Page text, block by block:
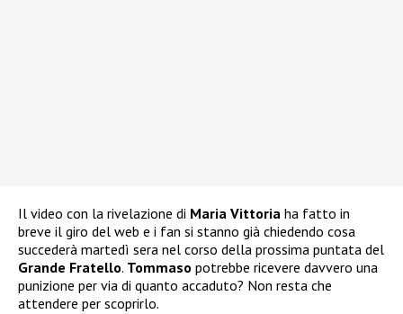
Il video con la rivelazione di Maria Vittoria ha fatto in
breve il giro del web e i fan si stanno già chiedendo cosa
succederà martedì sera nel corso della prossima puntata del
Grande Fratello. Tommaso potrebbe ricevere davvero una
punizione per via di quanto accaduto? Non resta che
attendere per scoprirlo.